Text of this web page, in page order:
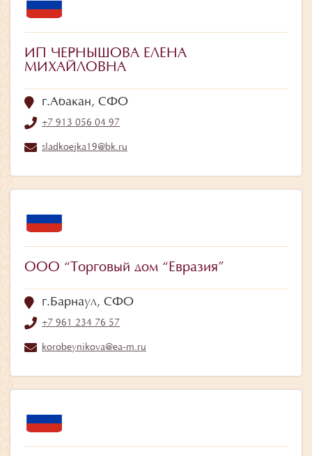
ИП ЧЕРНЫШОВА ЕЛЕНА
МИХАЙЛОВНА
г.Абакан, СФО
+7 913 056 04 97
sladkoejka19@bk.ru
ООО “Торговый дом “Евразия”
г.Барнаул, СФО
+7 961 234 76 57
korobeynikova@ea-m.ru